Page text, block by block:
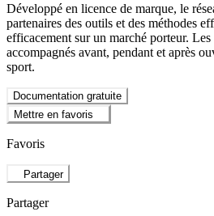
Développé en licence de marque, le
partenaires des outils et des méthodes
efficacement sur un marché porteur.
accompagnés avant, pendant et après
sport.
Documentation gratuite
Mettre en favoris
Favoris
Partager
Partager